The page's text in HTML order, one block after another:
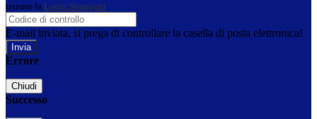
tramite la Login Spaggiari
E-mail inviata, si prega di controllare la casella di posta elettronica!
Errore
Chiudi
Successo